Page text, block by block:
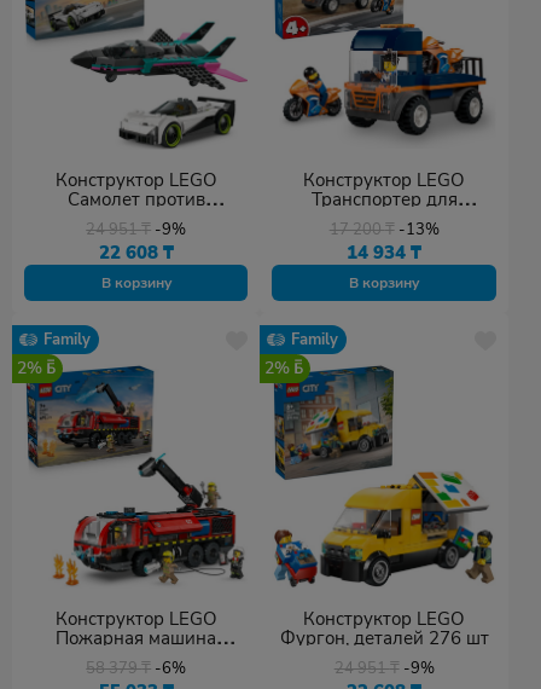
Конструктор LEGO
Самолет против
автомобиля, деталей 259
шт
24 951₸ -9%
22 608 ₸
В корзину
Конструктор LEGO
Транспортер для
мотоциклов, деталей 88
шт
17 200₸ -13%
14 934₸
В корзину
Family
2%
Конструктор LEGO
Пожарная машина
аэропорта, деталей 691
шт
58 379₸ -6%
Family
2%
Конструктор LEGO
Фургон, деталей 276 шт
24 951₸ -9%